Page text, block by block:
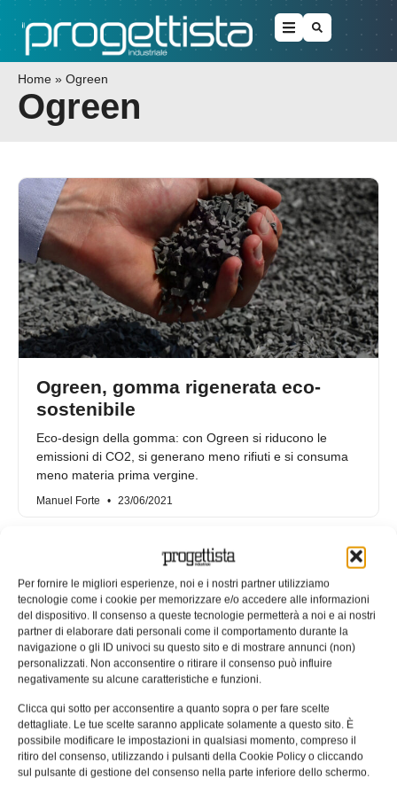
Per fornire le migliori esperienze, noi e i nostri partner utilizziamo
tecnologie come i cookie per memorizzare e/o accedere alle informazioni
del dispositivo. Il consenso a queste tecnologie permetterà a noi e ai nostri
partner di elaborare dati personali come il comportamento durante la
navigazione o gli ID univoci su questo sito e di mostrare annunci (non)
personalizzati. Non acconsentire o ritirare il consenso può influire
negativamente su alcune caratteristiche e funzioni.
Clicca qui sotto per acconsentire a quanto sopra o per fare scelte
dettagliate. Le tue scelte saranno applicate solamente a questo sito. È
possibile modificare le impostazioni in qualsiasi momento, compreso il
ritiro del consenso, utilizzando i pulsanti della Cookie Policy o cliccando
sul pulsante di gestione del consenso nella parte inferiore dello schermo.
Home » Ogreen
Ogreen
Ogreen, gomma rigenerata eco-
sostenibile
Eco-design della gomma: con Ogreen si riducono le
emissioni di CO2, si generano meno rifiuti e si consuma
meno materia prima vergine.
Manuel Forte 23/06/2021
Arriva Ogreen, la gomma
ecosostenibile